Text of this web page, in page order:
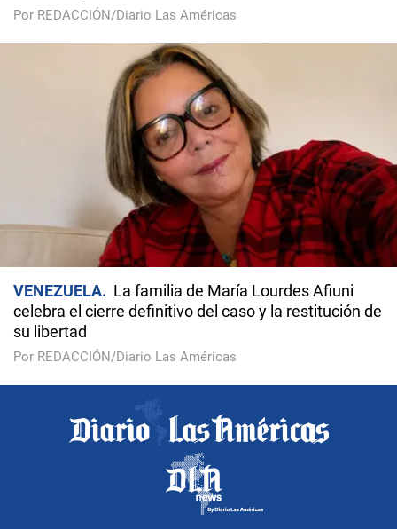
Por REDACCIÓN/Diario Las Américas
VENEZUELA
La familia de María Lourdes Afiuni
celebra el cierre definitivo del caso y la restitución de
su libertad
Por REDACCIÓN/Diario Las Américas